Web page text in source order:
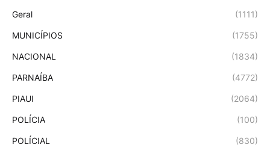
Geral (1111)
MUNICÍPIOS (1755)
NACIONAL (1834)
PARNAÍBA (4772)
PIAUI (2064)
POLÍCIA (100)
POLÍCIAL (830)